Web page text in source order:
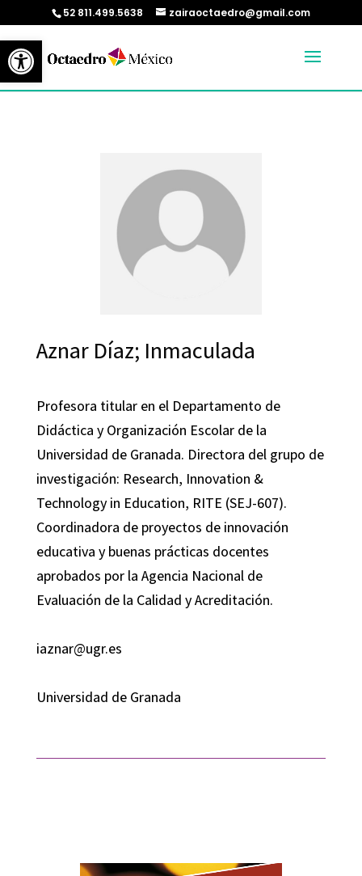
Abrir barra de herramientas
52 811.499.5638 zairaoctaedro@gmail.com
Aznar Díaz; Inmaculada
Profesora titular en el Departamento de
Didáctica y Organización Escolar de la
Universidad de Granada. Directora del grupo de
investigación: Research, Innovation &
Technology in Education, RITE (SEJ-607).
Coordinadora de proyectos de innovación
educativa y buenas prácticas docentes
aprobados por la Agencia Nacional de
Evaluación de la Calidad y Acreditación.
iaznar@ugr.es
Universidad de Granada